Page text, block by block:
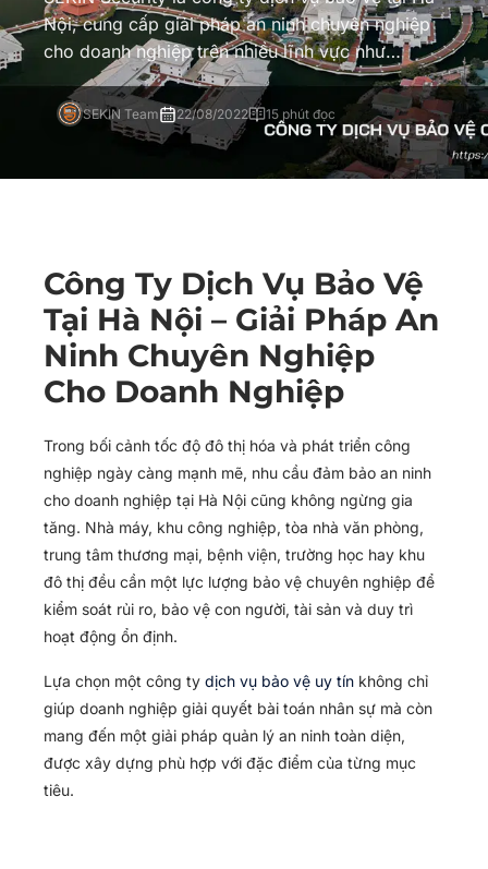
Nội, cung cấp giải pháp an ninh chuyên nghiệp
cho doanh nghiệp trên nhiều lĩnh vực như…
SEKIN Team 22/08/2022 15 phút đọc
Công Ty Dịch Vụ Bảo Vệ
Tại Hà Nội – Giải Pháp An
Ninh Chuyên Nghiệp
Cho Doanh Nghiệp
Trong bối cảnh tốc độ đô thị hóa và phát triển công
nghiệp ngày càng mạnh mẽ, nhu cầu đảm bảo an ninh
cho doanh nghiệp tại Hà Nội cũng không ngừng gia
tăng. Nhà máy, khu công nghiệp, tòa nhà văn phòng,
trung tâm thương mại, bệnh viện, trường học hay khu
đô thị đều cần một lực lượng bảo vệ chuyên nghiệp để
kiểm soát rủi ro, bảo vệ con người, tài sản và duy trì
hoạt động ổn định.
Lựa chọn một công ty dịch vụ bảo vệ uy tín không chỉ
giúp doanh nghiệp giải quyết bài toán nhân sự mà còn
mang đến một giải pháp quản lý an ninh toàn diện,
được xây dựng phù hợp với đặc điểm của từng mục
tiêu.